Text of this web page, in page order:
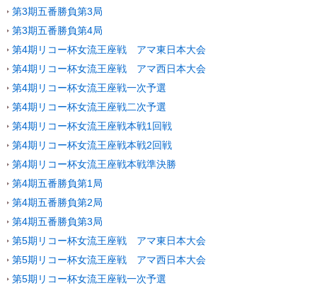
第3期五番勝負第3局
第3期五番勝負第4局
第4期リコー杯女流王座戦 アマ東日本大会
第4期リコー杯女流王座戦 アマ西日本大会
第4期リコー杯女流王座戦一次予選
第4期リコー杯女流王座戦二次予選
第4期リコー杯女流王座戦本戦1回戦
第4期リコー杯女流王座戦本戦2回戦
第4期リコー杯女流王座戦本戦準決勝
第4期五番勝負第1局
第4期五番勝負第2局
第4期五番勝負第3局
第5期リコー杯女流王座戦 アマ東日本大会
第5期リコー杯女流王座戦 アマ西日本大会
第5期リコー杯女流王座戦一次予選